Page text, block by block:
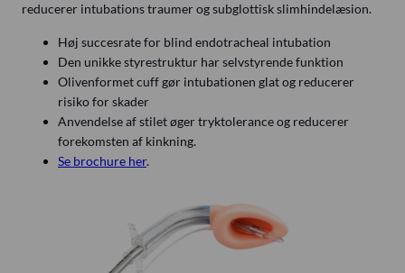
reducerer intubations traumer og subglottisk slimhindelæsion.
Høj succesrate for blind endotracheal intubation
Den unikke styrestruktur har selvstyrende funktion
Olivenformet cuff gør intubationen glat og reducerer
risiko for skader
Anvendelse af stilet øger tryktolerance og reducerer
forekomsten af kinkning.
Se brochure her.